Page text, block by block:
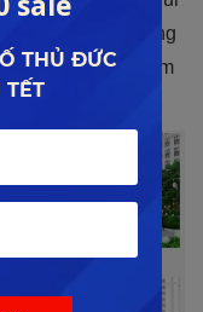
dưỡng sinh, đường
quán cafe, khu ẩm